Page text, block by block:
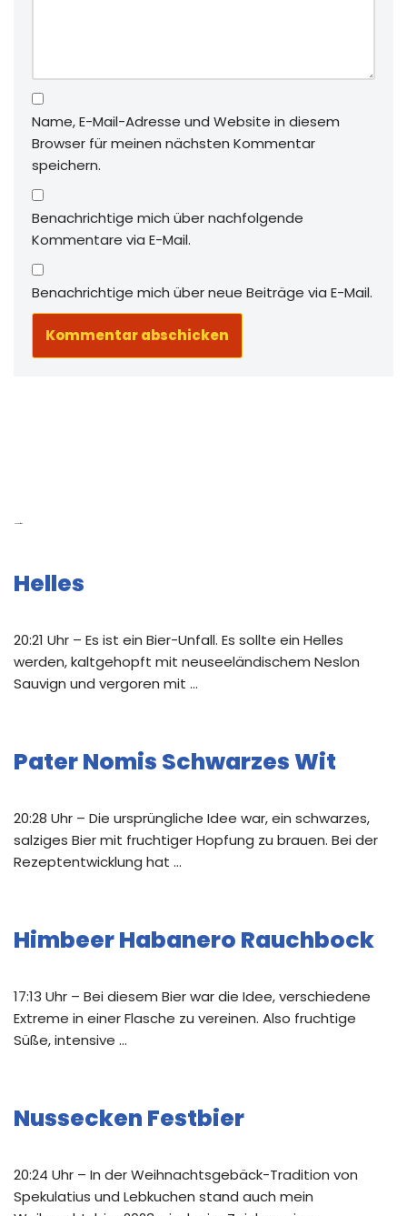
Name, E-Mail-Adresse und Website in diesem
Browser für meinen nächsten Kommentar
speichern.
Benachrichtige mich über nachfolgende
Kommentare via E-Mail.
Benachrichtige mich über neue Beiträge via E-Mail.
Helles
20:21 Uhr – Es ist ein Bier-Unfall. Es sollte ein Helles
werden, kaltgehopft mit neuseeländischem Neslon
Sauvign und vergoren mit …
Pater Nomis Schwarzes Wit
20:28 Uhr – Die ursprüngliche Idee war, ein schwarzes,
salziges Bier mit fruchtiger Hopfung zu brauen. Bei der
Rezeptentwicklung hat …
Himbeer Habanero Rauchbock
17:13 Uhr – Bei diesem Bier war die Idee, verschiedene
Extreme in einer Flasche zu vereinen. Also fruchtige
Süße, intensive …
Nussecken Festbier
20:24 Uhr – In der Weihnachtsgebäck-Tradition von
Spekulatius und Lebkuchen stand auch mein